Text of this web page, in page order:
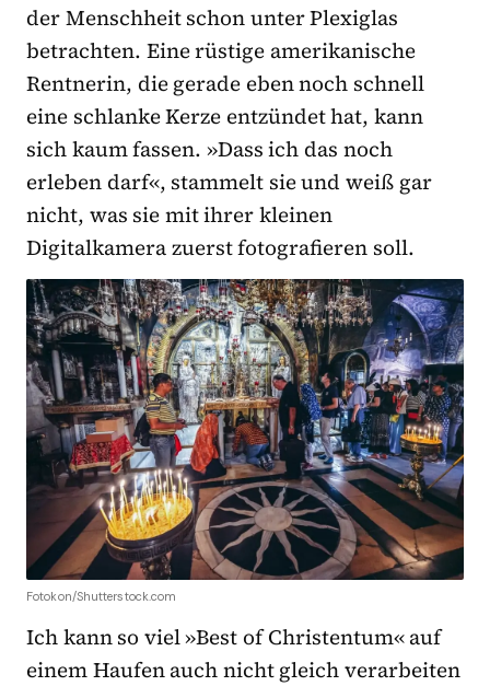
der Menschheit schon unter Plexiglas
betrachten. Eine rüstige amerikanische
Rentnerin, die gerade eben noch schnell
eine schlanke Kerze entzündet hat, kann
sich kaum fassen. »Dass ich das noch
erleben darf«, stammelt sie und weiß gar
nicht, was sie mit ihrer kleinen
Digitalkamera zuerst fotografieren soll.
Fotokon/Shutterstock.com
Ich kann so viel »Best of Christentum« auf
einem Haufen auch nicht gleich verarbeiten